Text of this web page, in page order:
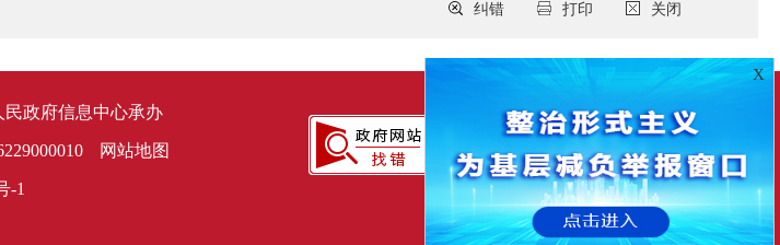
关闭
打印
纠错
政府信息中心承办
网站地图
-1
X